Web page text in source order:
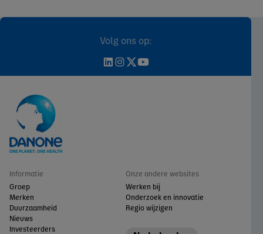
Volg ons op:
Informatie
Groep
Merken
Duurzaamheid
Nieuws
Investeerders
Onze andere websites
Werken bij
Onderzoek en innovatie
Regio wijzigen